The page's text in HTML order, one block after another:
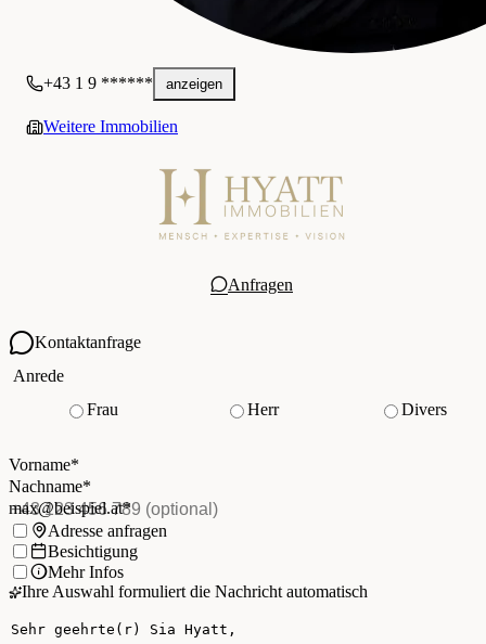
+43 1 9 ****** anzeigen
Weitere Immobilien
Anfragen
Kontaktanfrage
Ihre Kontaktdaten
Anrede
Frau
Herr
Divers
Vorname*
Nachname
Nachname*
E-Mail*(Pflichtfeld)
max@beispiel.at*
Telefon(optional)
Ich möchte:Adresse anfragen
Besichtigung
Mehr Infos
Ihre Auswahl formuliert die Nachricht automatisch
Ihre Nachricht